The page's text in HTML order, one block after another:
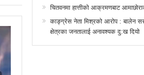
जना घाइते
बिद्यार्थीलाई चलचित्र सिकाउँदै बागमती प्रदेश
खसेको अनुमान
चितवनमा हात्तीको आक्रमणबाट
काङ्ग्रेस नेता मिश्रको आरोप : बालेन
क्षेत्रका जनतालाई अनावश्यक दु:ख दियो